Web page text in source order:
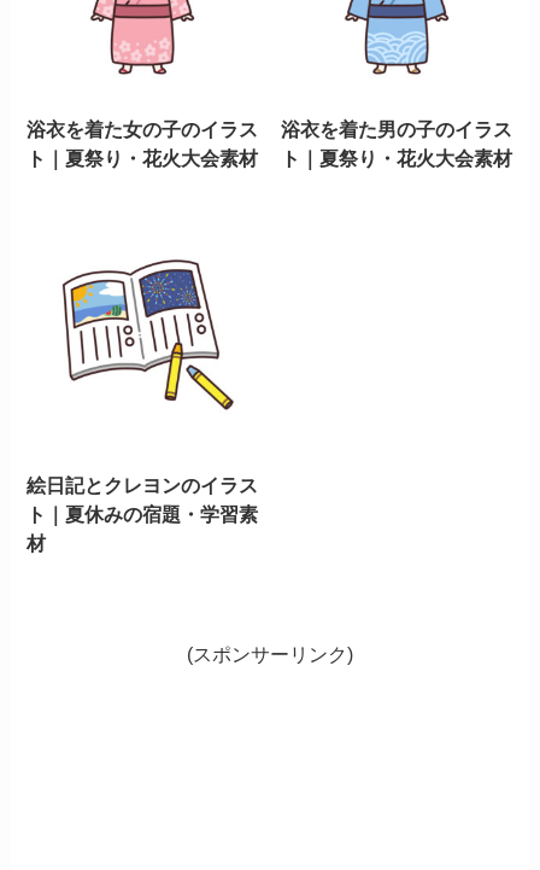
浴衣を着た女の子のイラス
ト｜夏祭り・花火大会素材
浴衣を着た男の子のイラス
ト｜夏祭り・花火大会素材
絵日記とクレヨンのイラス
ト｜夏休みの宿題・学習素
材
(スポンサーリンク)